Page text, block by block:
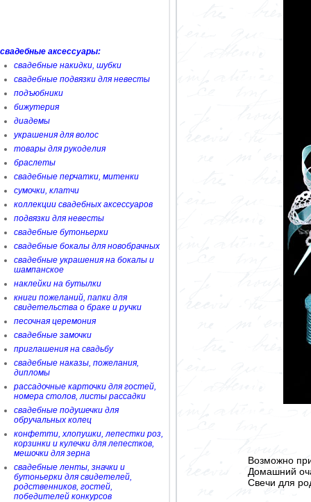
свадебные аксессуары:
свадебные накидки, шубки
свадебные подвязки для невесты
подъюбники
бижутерия
диадемы
украшения для волос
товары для рукоделия
браслеты
свадебные перчатки, митенки
сумочки, клатчи
коллекции свадебных аксессуаров
подвязки для невесты
свадебные бутоньерки
свадебные бокалы для новобрачных
свадебные украшения на бокалы и
шампанское
наклейки на бутылки
книги пожеланий, папки для
свидетельства о браке и ручки
песочная церемония
свадебные замочки
приглашения на свадьбу
свадебные наказы, пожелания,
дипломы
рассадочные карточки для гостей,
номера столов, листы рассадки
свадебные подушечки для
обручальных колец
конфетти, хлопушки, лепестки роз,
корзинки и кулечки для лепестков,
мешочки для зерна
свадебные ленты, значки и
бутоньерки для свидетелей,
родственников, гостей,
победителей конкурсов
Возможно
Домашний
Свечи для